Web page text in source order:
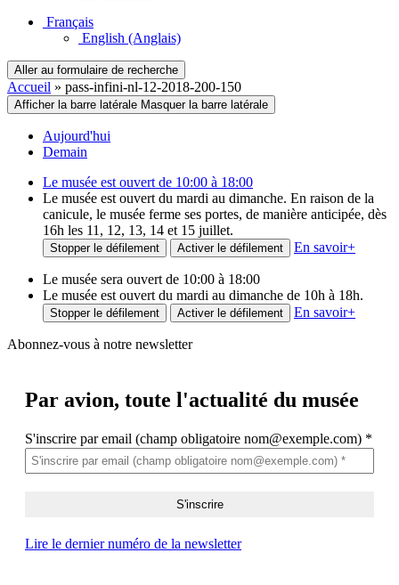
Français
English (Anglais)
Aller au formulaire de recherche
Accueil » pass-infini-nl-12-2018-200-150
Afficher la barre latérale Masquer la barre latérale
Aujourd'hui
Demain
Le musée est ouvert de 10:00 à 18:00
Le musée est ouvert du mardi au dimanche. En raison de la
canicule, le musée ferme ses portes, de manière anticipée, dès
16h les 11, 12, 13, 14 et 15 juillet.
Stopper le défilement Activer le défilement En savoir+
Le musée sera ouvert de 10:00 à 18:00
Le musée est ouvert du mardi au dimanche de 10h à 18h.
Stopper le défilement Activer le défilement En savoir+
Abonnez-vous à notre newsletter
Par avion, toute l'actualité du musée
S'inscrire par email (champ obligatoire nom@exemple.com) *
Lire le dernier numéro de la newsletter